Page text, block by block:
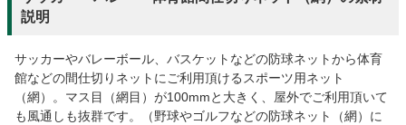
説明
サッカーやバレーボール、バスケットなどの防球ネットから体育
館などの間仕切りネットにご利用頂けるスポーツ用ネット
（網）。マス目（網目）が100mmと大きく、屋外でご利用頂いて
も風通しも抜群です。（野球やゴルフなどの防球ネット（網）に